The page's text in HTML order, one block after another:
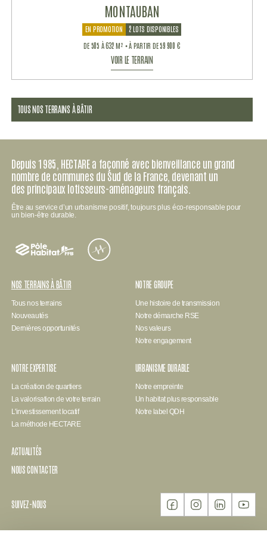
TOUS NOS TERRAINS À BÂTIR
MONTAUBAN
EN PROMOTION
2 LOTS DISPONIBLES
DE 505 À 632 M² • À PARTIR DE 59 900 €
VOIR LE TERRAIN
Depuis 1985, HECTARE a façonné avec bienveillance un grand
nombre de communes du Sud de la France, devenant un
des principaux lotisseurs-aménageurs français.
Être au service d’un urbanisme positif, toujours plus éco-responsable pour
un bien-être durable.
habitat
FFB
NOS TERRAINS À BÂTIR
Tous nos terrains
Nouveautés
Dernières opportunités
NOTRE GROUPE
Une histoire de transmission
Notre démarche RSE
Nos valeurs
Notre engagement
NOTRE EXPERTISE
La création de quartiers
La valorisation de votre terrain
L'investissement locatif
La méthode HECTARE
URBANISME DURABLE
Notre empreinte
Un habitat plus responsable
Notre label QDH
ACTUALITÉS
NOUS CONTACTER
SUIVEZ-NOUS FACEBOOKINSTAGRAMLINKEDIN YOUTUBE